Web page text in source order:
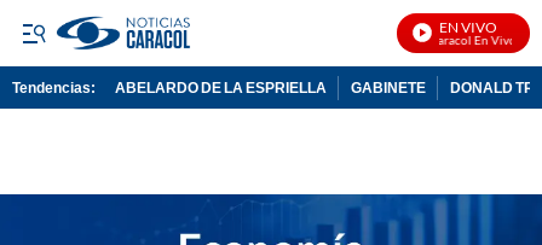
EN VIVO
Noticias Caracol En Vivo
Tendencias: ABELARDO DE LA ESPRIELLA GABINETE DONALD